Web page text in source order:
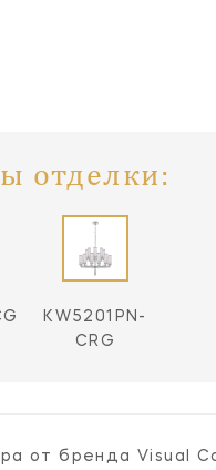
отделки:
KW5201PN-
CRG
от бренда Visual